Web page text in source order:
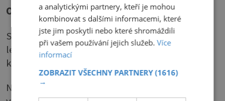
Oteklé rty
Spouštěčem bývají některé potraviny, ale také
léky či bodnutí hmyzem. Rty natékají také při
kopřivce. Jde samozřejmě o alergickou reakci.
Náhlý otok rtů či úst však může vyvolat i
a analytickými partnery, kteří je mohou
kombinovat s dalšími informacemi, které
jste jim poskytli nebo které shromáždili
při vašem používání jejich služeb.Více
informací
ZOBRAZIT VŠECHNY PARTNERY(1616)
→